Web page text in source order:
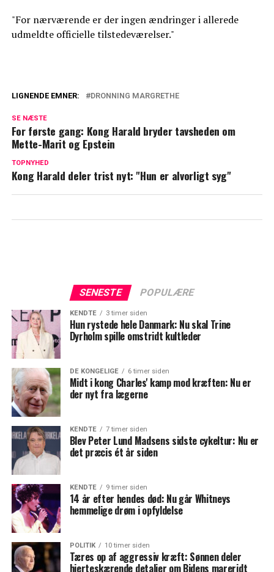
"For nærværende er der ingen ændringer i allerede
udmeldte officielle tilstedeværelser."
tydeligt rørt
Dronning Margrethe giver flere millioner
LIGNENDE EMNER: DRONNING MARGRETHE
SE NÆSTE
For første gang: Kong Harald bryder tavsheden om
Mette-Marit og Epstein
TOPNYHED
Kong Harald deler trist nyt: "Hun er alvorligt syg"
SENESTE POPULÆRE
KENDTE 3 timer siden
Hun rystede hele Danmark: Nu skal Trine
Dyrholm spille omstridt kultleder
DE KONGELIGE 6 timer siden
Midt i kong Charles' kamp mod kræften: Nu er
der nyt fra lægerne
KENDTE 7 timer siden
Blev Peter Lund Madsens sidste cykeltur: Nu er
det præcis ét år siden
KENDTE 9 timer siden
14 år efter hendes død: Nu går Whitneys
hemmelige drøm i opfyldelse
POLITIK 10 timer siden
Tæres op af aggressiv kræft: Sønnen deler
hjerteskærende detaljer om Bidens mareridt